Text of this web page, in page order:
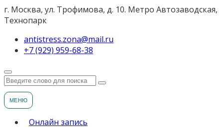
г. Москва, ул. Трофимова, д. 10. Метро Автозаводская,
Технопарк
antistress.zona@mail.ru
+7 (929) 959-68-38
МЕНЮ
Онлайн запись